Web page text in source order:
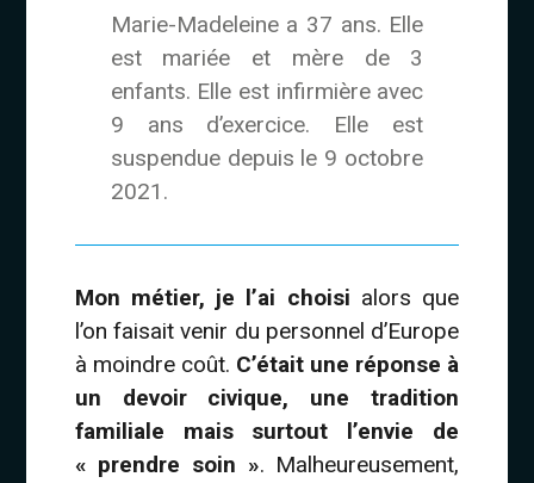
Marie-Madeleine a 37 ans. Elle
est mariée et mère de 3
enfants. Elle est infirmière avec
9 ans d’exercice. Elle est
suspendue depuis le 9 octobre
2021.
Mon métier, je l’ai choisi alors que
l’on faisait venir du personnel d’Europe
à moindre coût. C’était une réponse à
un devoir civique, une tradition
familiale mais surtout l’envie de
« prendre soin ». Malheureusement,